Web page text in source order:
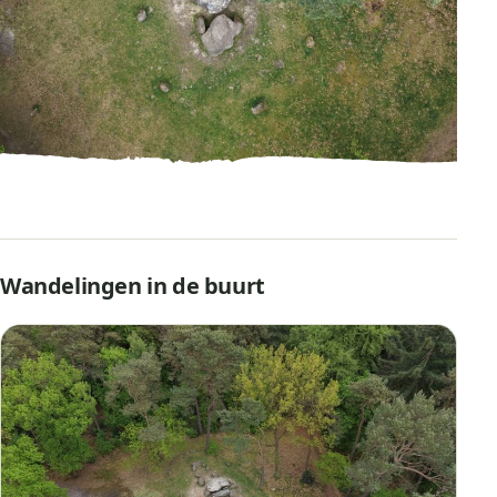
Wandelingen in de buurt